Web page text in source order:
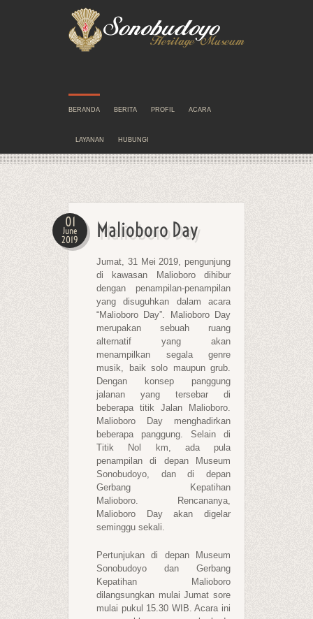
BERANDA BERITA PROFIL ACARA
LAYANAN HUBUNGI
01
June
2019
Malioboro Day
Jumat, 31 Mei 2019, pengunjung
di kawasan Malioboro dihibur
dengan penampilan-penampilan
yang disuguhkan dalam acara
“Malioboro Day”. Malioboro Day
merupakan sebuah ruang
alternatif yang akan
menampilkan segala genre
musik, baik solo maupun grub.
Dengan konsep panggung
jalanan yang tersebar di
beberapa titik Jalan Malioboro.
Malioboro Day menghadirkan
beberapa panggung. Selain di
Titik Nol km, ada pula
penampilan di depan Museum
Sonobudoyo, dan di depan
Gerbang Kepatihan
Malioboro. Rencananya,
Malioboro Day akan digelar
seminggu sekali.
Pertunjukan di depan Museum
Sonobudoyo dan Gerbang
Kepatihan Malioboro
dilangsungkan mulai Jumat sore
mulai pukul 15.30 WIB. Acara ini